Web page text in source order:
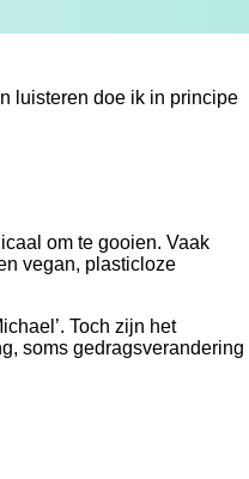
luisteren doe ik in principe
om te gooien. Vaak
vegan, plasticloze
Toch zijn het
soms gedragsverandering